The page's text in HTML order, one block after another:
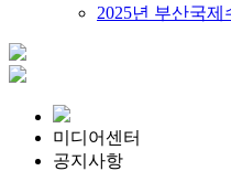
2025년 부산국
미디어센터
공지사항